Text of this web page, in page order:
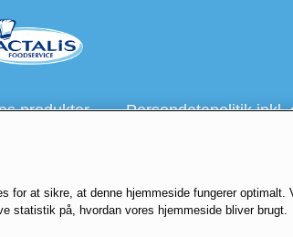
produkter Persondatapolitik inkl.
også lactalis.dk Foodservice på Youtube
for at sikre, at denne hjemmeside fungerer optimalt.
statistik på, hvordan vores hjemmeside bliver brugt.